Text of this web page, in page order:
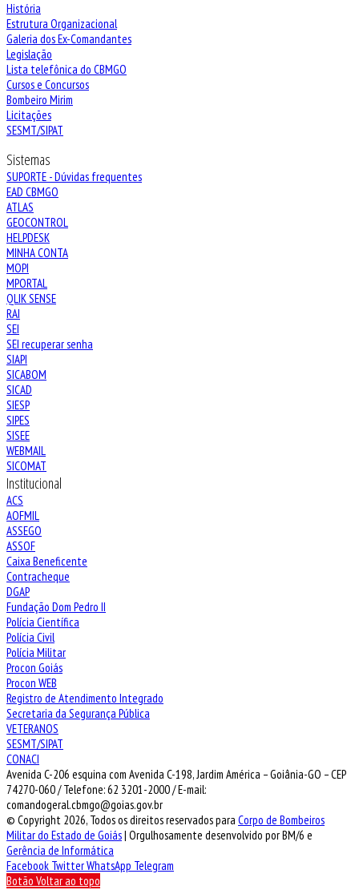
História
Estrutura Organizacional
Galeria dos Ex-Comandantes
Legislação
Lista telefônica do CBMGO
Cursos e Concursos
Bombeiro Mirim
Licitações
SESMT/SIPAT
Sistemas
SUPORTE - Dúvidas frequentes
EAD CBMGO
ATLAS
GEOCONTROL
HELPDESK
MINHA CONTA
MOPI
MPORTAL
QLIK SENSE
RAI
SEI
SEI recuperar senha
SIAPI
SICABOM
SICAD
SIESP
SIPES
SISEE
WEBMAIL
SICOMAT
Institucional
ACS
AOFMIL
ASSEGO
ASSOF
Caixa Beneficente
Contracheque
DGAP
Fundação Dom Pedro II
Polícia Científica
Polícia Civil
Polícia Militar
Procon Goiás
Procon WEB
Registro de Atendimento Integrado
Secretaria da Segurança Pública
VETERANOS
SESMT/SIPAT
CONACI
Avenida C-206 esquina com Avenida C-198, Jardim América – Goiânia-GO – CEP
74270-060 / Telefone: 62 3201-2000 / E-mail:
comandogeral.cbmgo@goias.gov.br
© Copyright 2026, Todos os direitos reservados para Corpo de Bombeiros
Militar do Estado de Goiás| Orgulhosamente desenvolvido por BM/6 e
Gerência de Informática
Facebook TwitterWhatsApp Telegram
Botão Voltar ao topo